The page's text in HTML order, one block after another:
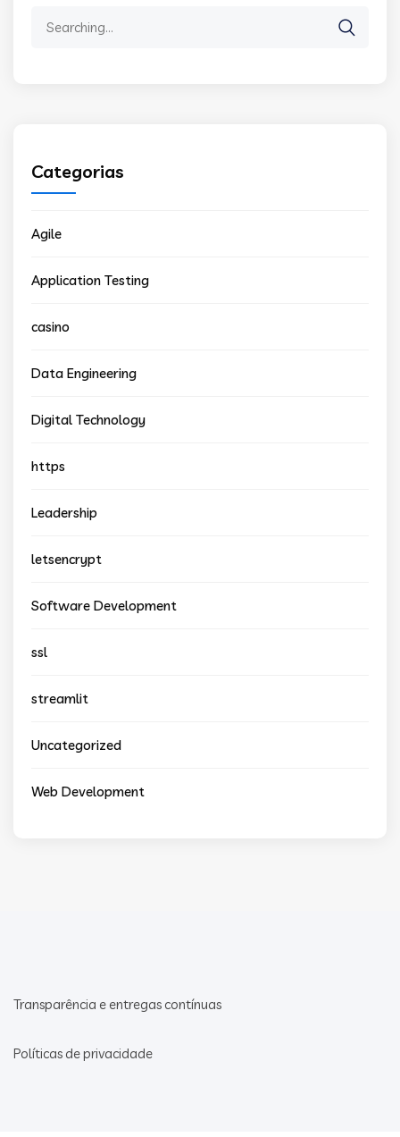
Categorias
Agile
Application Testing
casino
Data Engineering
Digital Technology
https
Leadership
letsencrypt
Software Development
ssl
streamlit
Uncategorized
Web Development
Transparência e entregas contínuas
Políticas de privacidade